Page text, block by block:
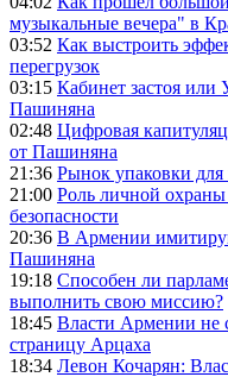
музыкальные вечера" в
03:52 Как выстроить
перегрузок
03:15 Кабинет застоя или
Пашиняна
02:48 Цифровая
от Пашиняна
21:36 Рынок упаковки для
21:00 Роль личной
безопасности
20:36 В Армении
Пашиняна
19:18 Способен ли
выполнить свою миссию?
18:45 Власти Армении не
страницу Арцаха
18:34 Левон Кочарян: